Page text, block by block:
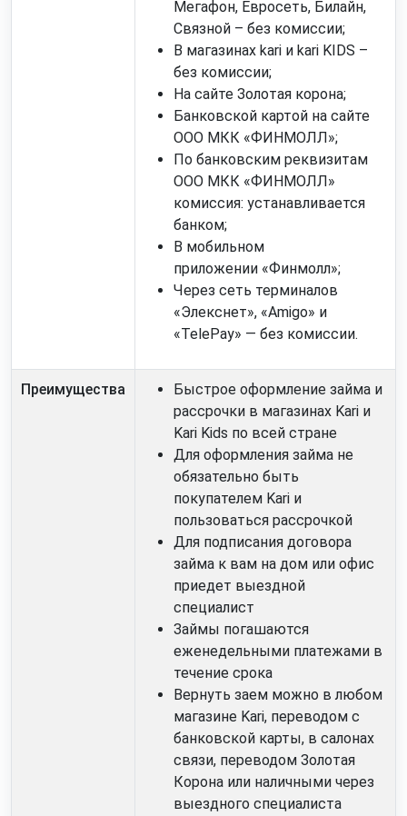
Мегафон, Евросеть, Билайн,
Связной – без комиссии;
В магазинах kari и kari KIDS –
без комиссии;
На сайте Золотая корона;
Банковской картой на сайте
ООО МКК «ФИНМОЛЛ»;
По банковским реквизитам
ООО МКК «ФИНМОЛЛ»
комиссия: устанавливается
банком;
В мобильном
приложении
Финмолл ;
Через сеть терминалов
«Элекснет», «Amigo» и
«TelePay» — без комиссии.
Преимущества
Быстрое оформление займа и
рассрочки в магазинах Kari и
Kari Kids по всей стране
Для оформления займа не
обязательно быть
покупателем Kari и
пользоваться рассрочкой
Для подписания договора
займа к вам на дом или офис
приедет выездной
специалист
Займы погашаются
еженедельными платежами в
течение срока
Вернуть заем можно в любом
магазине Kari, переводом с
банковской карты, в салонах
связи, переводом Золотая
Корона или наличными через
выездного специалиста